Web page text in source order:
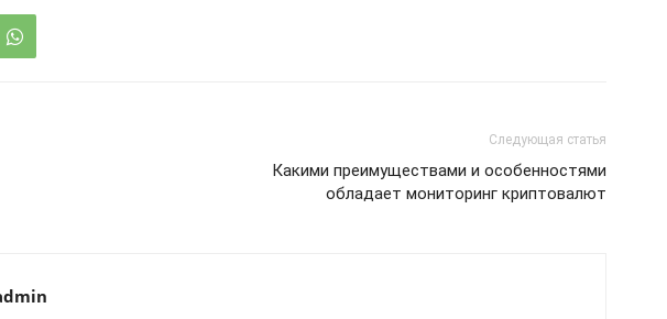
Следующая статья
Какими преимуществами и особенностями
обладает мониторинг криптовалют